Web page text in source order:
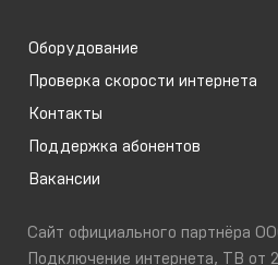
Оборудование
Проверка скорости интернета
Контакты
Поддержка абонентов
Вакансии
Сайт официального партнёра
Подключение интернета, ТВ от